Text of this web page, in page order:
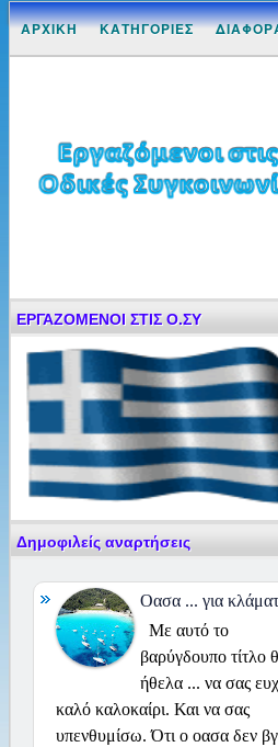
ΑΡΧΙΚΗ ΚΑΤΗΓΟΡΙΕΣ
ΕΡΓΑΖΟΜΕΝΟΙ ΣΤΙΣ Ο.ΣΥ
Δημοφιλείς αναρτήσεις
Οασα ... για
Με αυτό το
βαρύγδουπο τίτλο
ήθελα ... να σας
καλό καλοκαίρι. Και να σας
υπενθυμίσω. Ότι ο οασα δεν